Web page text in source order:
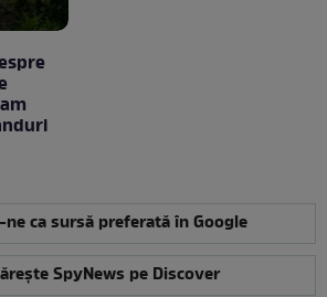
ca sursă preferată în Google
SpyNews pe Discover